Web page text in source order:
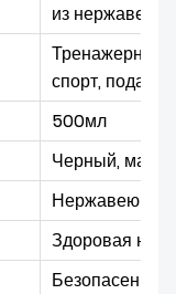
из
Тренажерный
спорт, подарки
500мл
Черный,
Нержавеющая
Здоровая
Безопасен